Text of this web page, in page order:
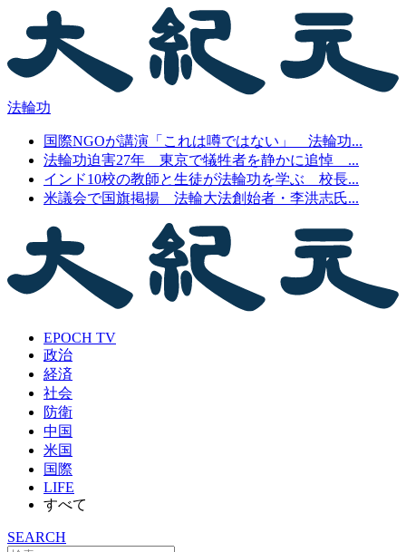
法輪功
国際NGOが講演「これは噂ではない」 法輪功...
法輪功迫害27年 東京で犠牲者を静かに追悼 ...
インド10校の教師と生徒が法輪功を学ぶ 校長...
米議会で国旗掲揚 法輪大法創始者・李洪志氏...
EPOCH TV
政治
経済
社会
防衛
中国
米国
国際
LIFE
すべて
SEARCH